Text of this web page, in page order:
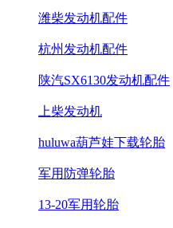
潍柴发动机配件
杭州发动机配件
陕汽SX6130发动机配件
上柴发动机
huluwa葫芦娃下载轮胎
军用防弹轮胎
13-20军用轮胎